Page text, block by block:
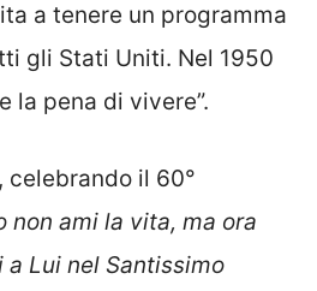
a tenere un programma
gli Stati Uniti. Nel 1950
la pena di vivere”.
celebrando il 60°
non ami la vita, ma ora
Lui nel Santissimo